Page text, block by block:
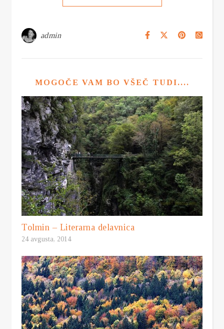
admin
MOGOČE VAM BO VŠEČ TUDI....
Tolmin – Literarna delavnica
24 avgusta, 2014